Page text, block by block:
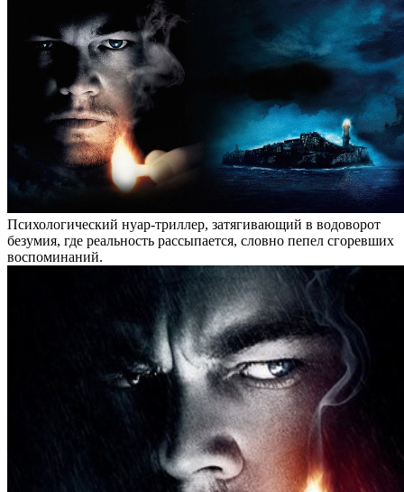
Психологический нуар-триллер, затягивающий в водоворот
безумия, где реальность рассыпается, словно пепел сгоревших
воспоминаний.